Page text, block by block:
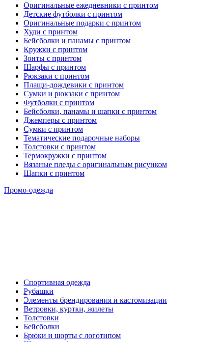
Оригинальные ежедневники с принтом
Детские футболки с принтом
Оригинальные подарки с принтом
Худи с принтом
Бейсболки и панамы с принтом
Кружки с принтом
Зонты с принтом
Шарфы с принтом
Рюкзаки с принтом
Плащи-дождевики с принтом
Сумки и рюкзаки с принтом
Футболки с принтом
Бейсболки, панамы и шапки с принтом
Джемперы с принтом
Сумки с принтом
Тематические подарочные наборы
Толстовки с принтом
Термокружки с принтом
Вязаные пледы с оригинальным рисунком
Шапки с принтом
Промо-одежда
Спортивная одежда
Рубашки
Элементы брендирования и кастомизации
Ветровки, куртки, жилеты
Толстовки
Бейсболки
Брюки и шорты с логотипом